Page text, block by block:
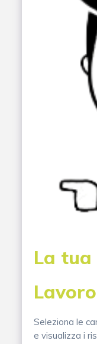
La tua
Seleziona le
e visualizza i